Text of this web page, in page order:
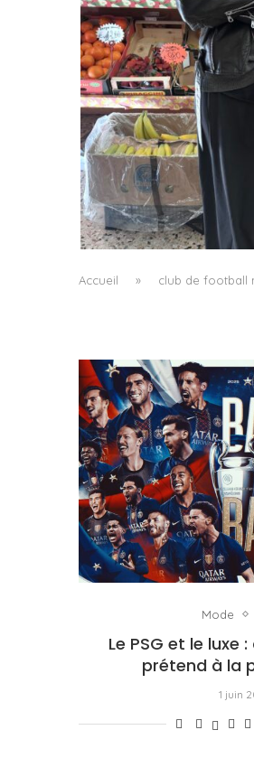
LE BAULETTO DE
LA GÉOMÉTRIE
by
Accueil » club de football
Mode
Le PSG et le luxe
prétend à la
1 juin